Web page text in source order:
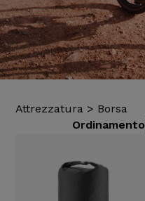
Attrezzatura > Borsa
Ordinamento